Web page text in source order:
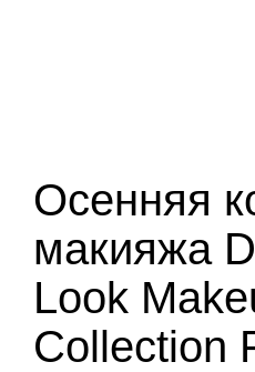
Осенняя
макияжа
Look
Collection